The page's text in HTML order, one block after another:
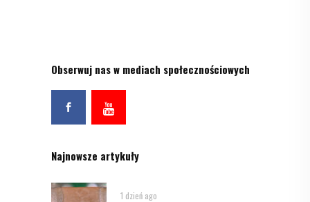
Obserwuj nas w mediach społecznościowych
Najnowsze artykuły
1 dzień ago